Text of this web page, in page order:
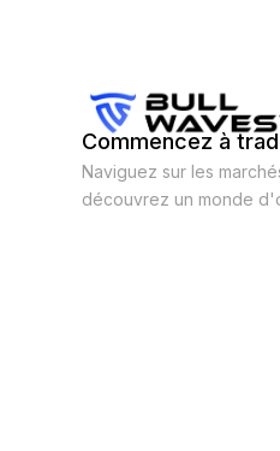
Commencez à
Naviguez sur les
découvrez un monde